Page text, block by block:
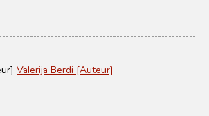
Valerija Berdi [Auteur]